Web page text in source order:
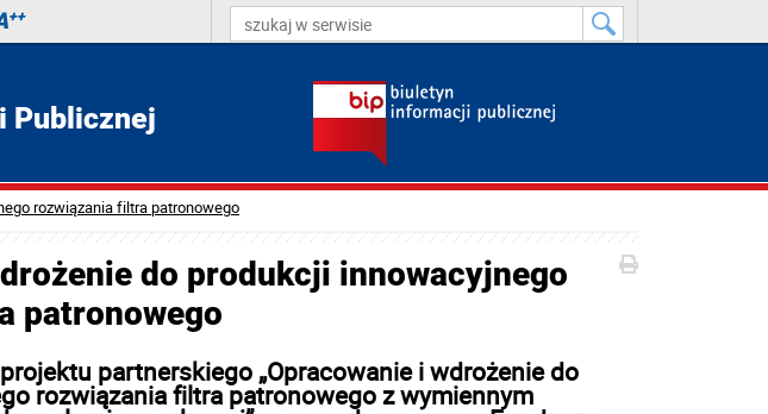
++
Publicznej
rozwiązania filtra patronowego
do produkcji innowacyjnego
patronowego
partnerskiego „Opracowanie i wdrożenie do
rozwiązania filtra patronowego z wymiennym